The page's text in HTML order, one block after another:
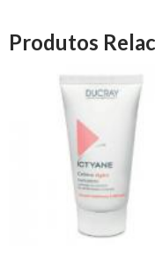
Produtos